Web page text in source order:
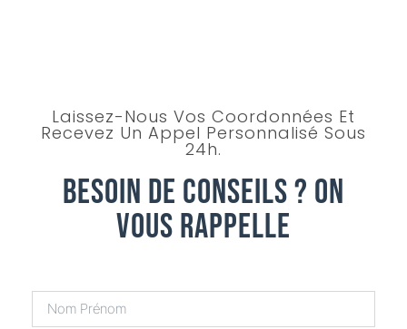
Laissez-Nous Vos Coordonnées Et
Recevez Un Appel Personnalisé Sous
24h.
Besoin De Conseils ? On
Vous Rappelle